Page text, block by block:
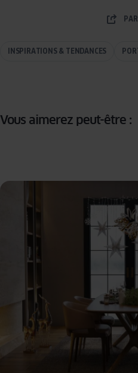
INSPIRATIONS & TENDANCES
Vous aimerez peut-être :